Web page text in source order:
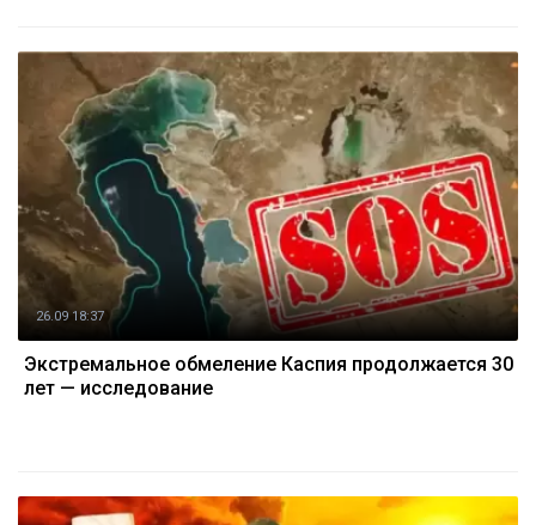
26.09 18:37
Экстремальное обмеление Каспия продолжается 30
лет — исследование